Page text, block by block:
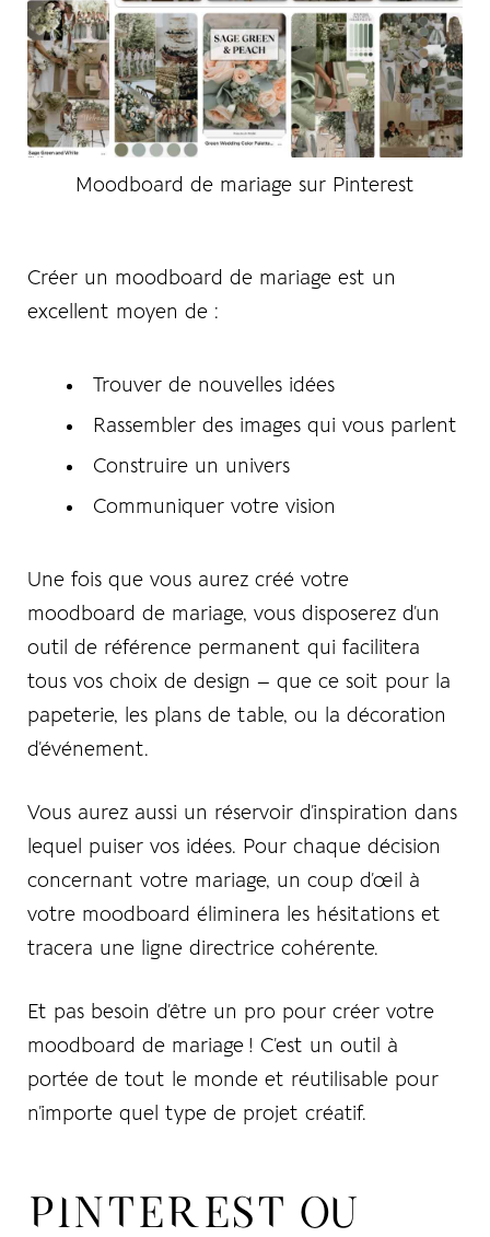
Moodboard de mariage sur Pinterest
Créer un moodboard de mariage est un
excellent moyen de :
Trouver de nouvelles idées
Rassembler des images qui vous parlent
Construire un univers
Communiquer votre vision
Une fois que vous aurez créé votre
moodboard de mariage, vous disposerez d’un
outil de référence permanent qui facilitera
tous vos choix de design – que ce soit pour la
papeterie, les plans de table, ou la décoration
d’événement.
Vous aurez aussi un réservoir d’inspiration dans
lequel puiser vos idées. Pour chaque décision
concernant votre mariage, un coup d’œil à
votre moodboard éliminera les hésitations et
tracera une ligne directrice cohérente.
Et pas besoin d’être un pro pour créer votre
moodboard de mariage ! C’est un outil à
portée de tout le monde et réutilisable pour
n’importe quel type de projet créatif.
PINTEREST OU